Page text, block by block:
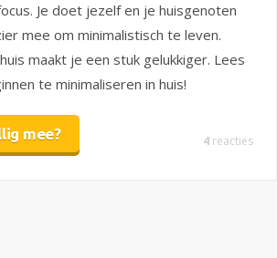
Je doet jezelf en je huisgenoten
mee om minimalistisch te leven.
maakt je een stuk gelukkiger. Lees
te minimaliseren in huis!
mee? 4 reacties